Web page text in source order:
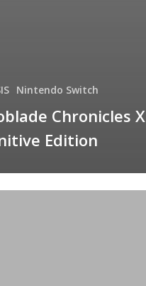
Nintendo Switch
Chronicles X
Edition